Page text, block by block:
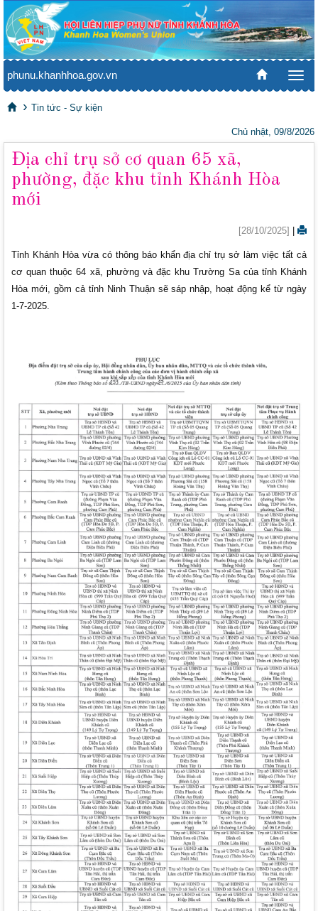
phunu.khanhhoa.gov.vn
Tin tức - Sự kiện
Chủ nhật, 09/8/2026
Địa chỉ trụ sở cơ quan 65 xã,
phường, đặc khu tỉnh Khánh Hòa
mới
[28/10/2025]
Tỉnh Khánh Hòa vừa có thông báo khẩn địa chỉ trụ sở làm việc tất cả
cơ quan thuộc 64 xã, phường và đặc khu Trường Sa của tỉnh Khánh
Hòa mới, gồm cả tỉnh Ninh Thuận sẽ sáp nhập, hoạt động kể từ ngày
1-7-2025.